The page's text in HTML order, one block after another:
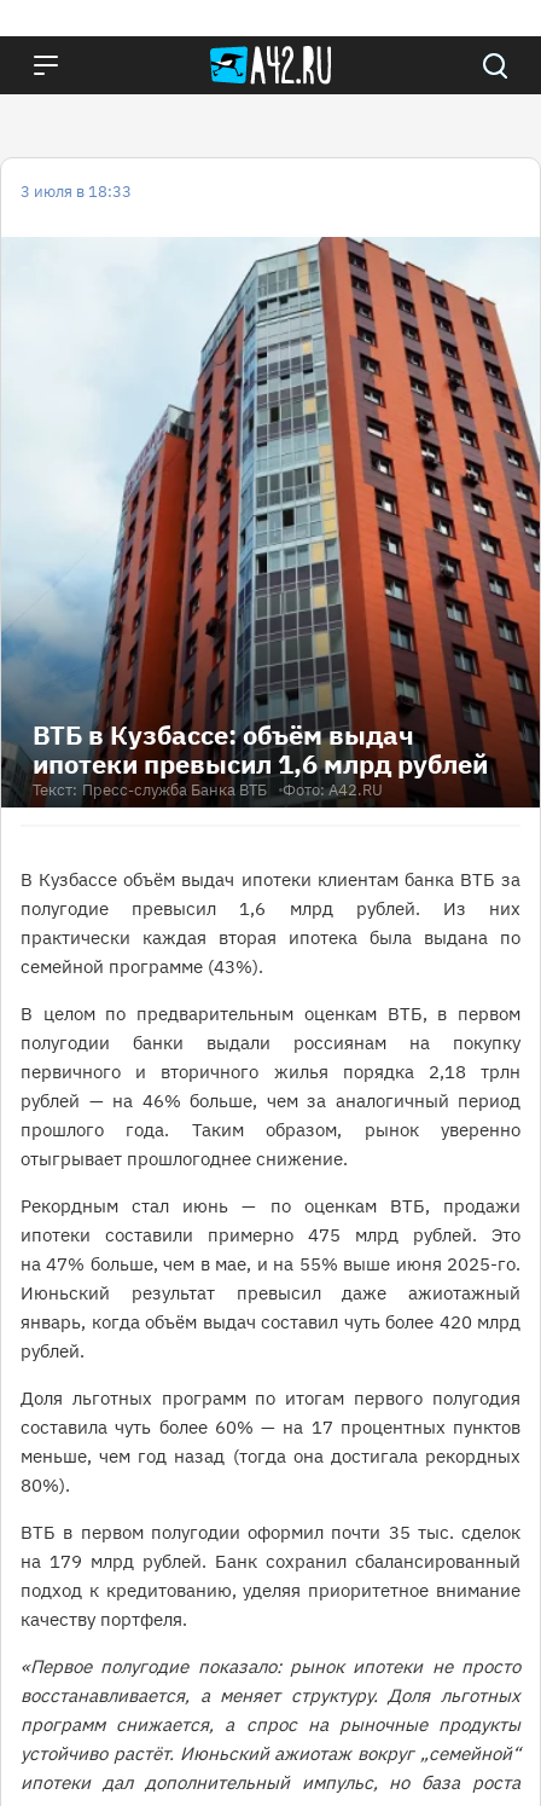
3 июля в 18:33
ВТБ в Кузбассе: объём выдач
ипотеки превысил 1,6 млрд рублей
Текст: Пресс-служба Банка ВТБ Фото: A42.RU
В Кузбассе объём выдач ипотеки клиентам банка ВТБ за
полугодие превысил 1,6 млрд рублей. Из них
практически каждая вторая ипотека была выдана по
семейной программе (43%).
В целом по предварительным оценкам ВТБ, в первом
полугодии банки выдали россиянам на покупку
первичного и вторичного жилья порядка 2,18 трлн
рублей — на 46% больше, чем за аналогичный период
прошлого года. Таким образом, рынок уверенно
отыгрывает прошлогоднее снижение.
Рекордным стал июнь — по оценкам ВТБ, продажи
ипотеки составили примерно 475 млрд рублей. Это
на 47% больше, чем в мае, и на 55% выше июня 2025-го.
Июньский результат превысил даже ажиотажный
январь, когда объём выдач составил чуть более 420 млрд
рублей.
Доля льготных программ по итогам первого полугодия
составила чуть более 60% — на 17 процентных пунктов
меньше, чем год назад (тогда она достигала рекордных
80%).
ВТБ в первом полугодии оформил почти 35 тыс. сделок
на 179 млрд рублей. Банк сохранил сбалансированный
подход к кредитованию, уделяя приоритетное внимание
качеству портфеля.
«Первое полугодие показало: рынок ипотеки не просто
восстанавливается, а меняет структуру. Доля льготных
программ снижается, а спрос на рыночные продукты
устойчиво растёт. Июньский ажиотаж вокруг „семейной“
ипотеки дал дополнительный импульс, но база роста